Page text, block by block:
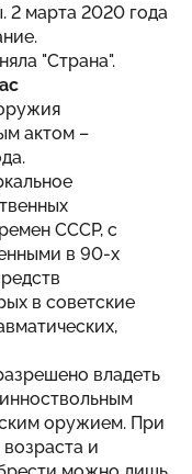
2 марта 2020 года
"Страна".
актом –
СССР, с
в 90-х
в советские
владеть
оружием. При
и